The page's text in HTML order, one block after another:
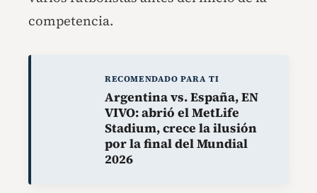
competencia.
RECOMENDADO PARA TI
Argentina vs. España, EN
VIVO: abrió el MetLife
Stadium, crece la ilusión
por la final del Mundial
2026